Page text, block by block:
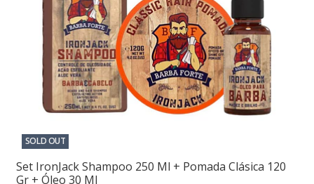
SOLD OUT
Set IronJack Shampoo 250 Ml + Pomada Clásica 120
Gr + Óleo 30 Ml